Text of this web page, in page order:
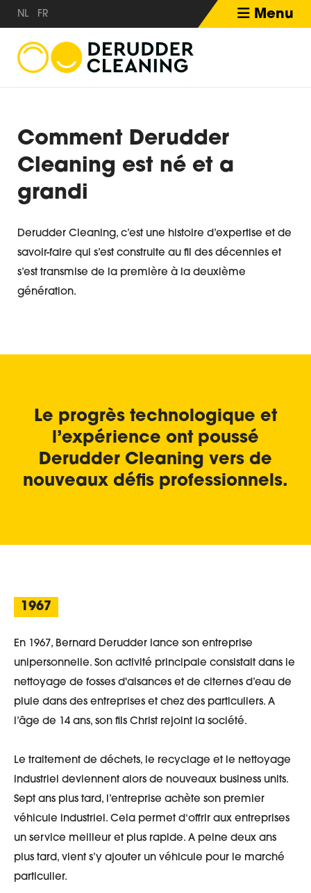
NL FR Menu
Comment Derudder
Cleaning est né et a
grandi
Derudder Cleaning, c’est une histoire d’expertise et de
savoir-faire qui s’est construite au fil des décennies et
s’est transmise de la première à la deuxième
génération.
Le progrès technologique et
l’expérience ont poussé
Derudder Cleaning vers de
nouveaux défis professionnels.
1967
En 1967, Bernard Derudder lance son entreprise
unipersonnelle. Son activité principale consistait dans le
nettoyage de fosses d'aisances et de citernes d’eau de
pluie dans des entreprises et chez des particuliers. A
l’âge de 14 ans, son fils Christ rejoint la société.
Le traitement de déchets, le recyclage et le nettoyage
industriel deviennent alors de nouveaux business units.
Sept ans plus tard, l’entreprise achète son premier
véhicule industriel. Cela permet d‘offrir aux entreprises
un service meilleur et plus rapide. A peine deux ans
plus tard, vient s’y ajouter un véhicule pour le marché
particulier.